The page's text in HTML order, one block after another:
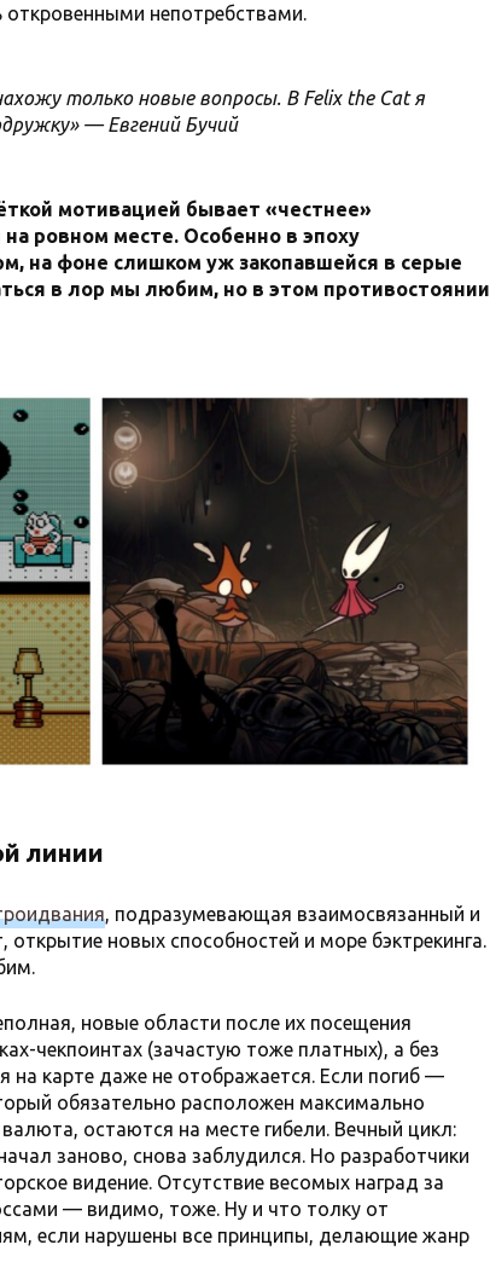
непотребствами.
только новые вопросы. В Felix the Cat я
— Евгений Бучий
мотивацией бывает «честнее»
ровном месте. Особенно в эпоху
на фоне слишком уж закопавшейся в серые
в лор мы любим, но в этом противостоянии
линии
, подразумевающая взаимосвязанный и
новых способностей и море бэктрекинга.
новые области после их посещения
чекпоинтах (зачастую тоже платных), а без
на карте даже не отображается. Если погиб —
обязательно расположен максимально
остаются на месте гибели. Вечный цикл:
заново, снова заблудился. Но разработчики
видение. Отсутствие весомых наград за
— видимо, тоже. Ну и что толку от
если нарушены все принципы, делающие жанр